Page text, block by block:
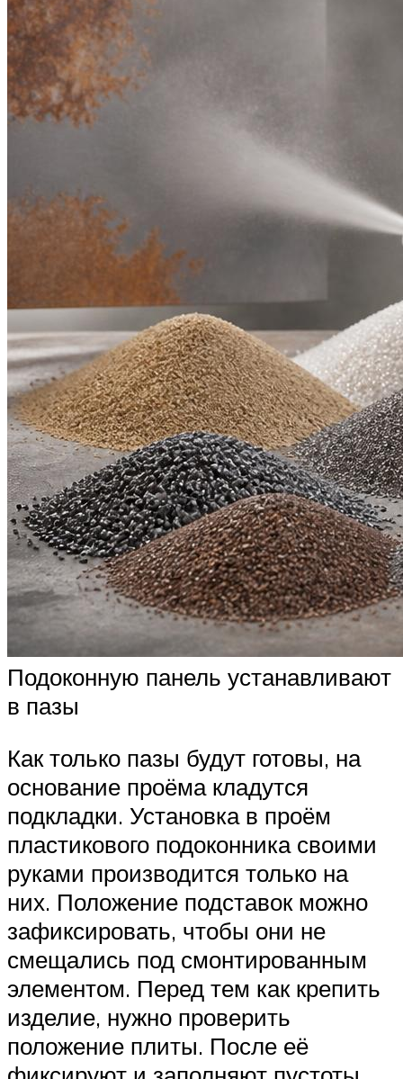
Подоконную панель устанавливают
в пазы
Как только пазы будут готовы, на
основание проёма кладутся
подкладки. Установка в проём
пластикового подоконника своими
руками производится только на
них. Положение подставок можно
зафиксировать, чтобы они не
смещались под смонтированным
элементом. Перед тем как крепить
изделие, нужно проверить
положение плиты. После её